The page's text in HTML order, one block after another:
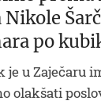
po
u Zaječaru
olakšati